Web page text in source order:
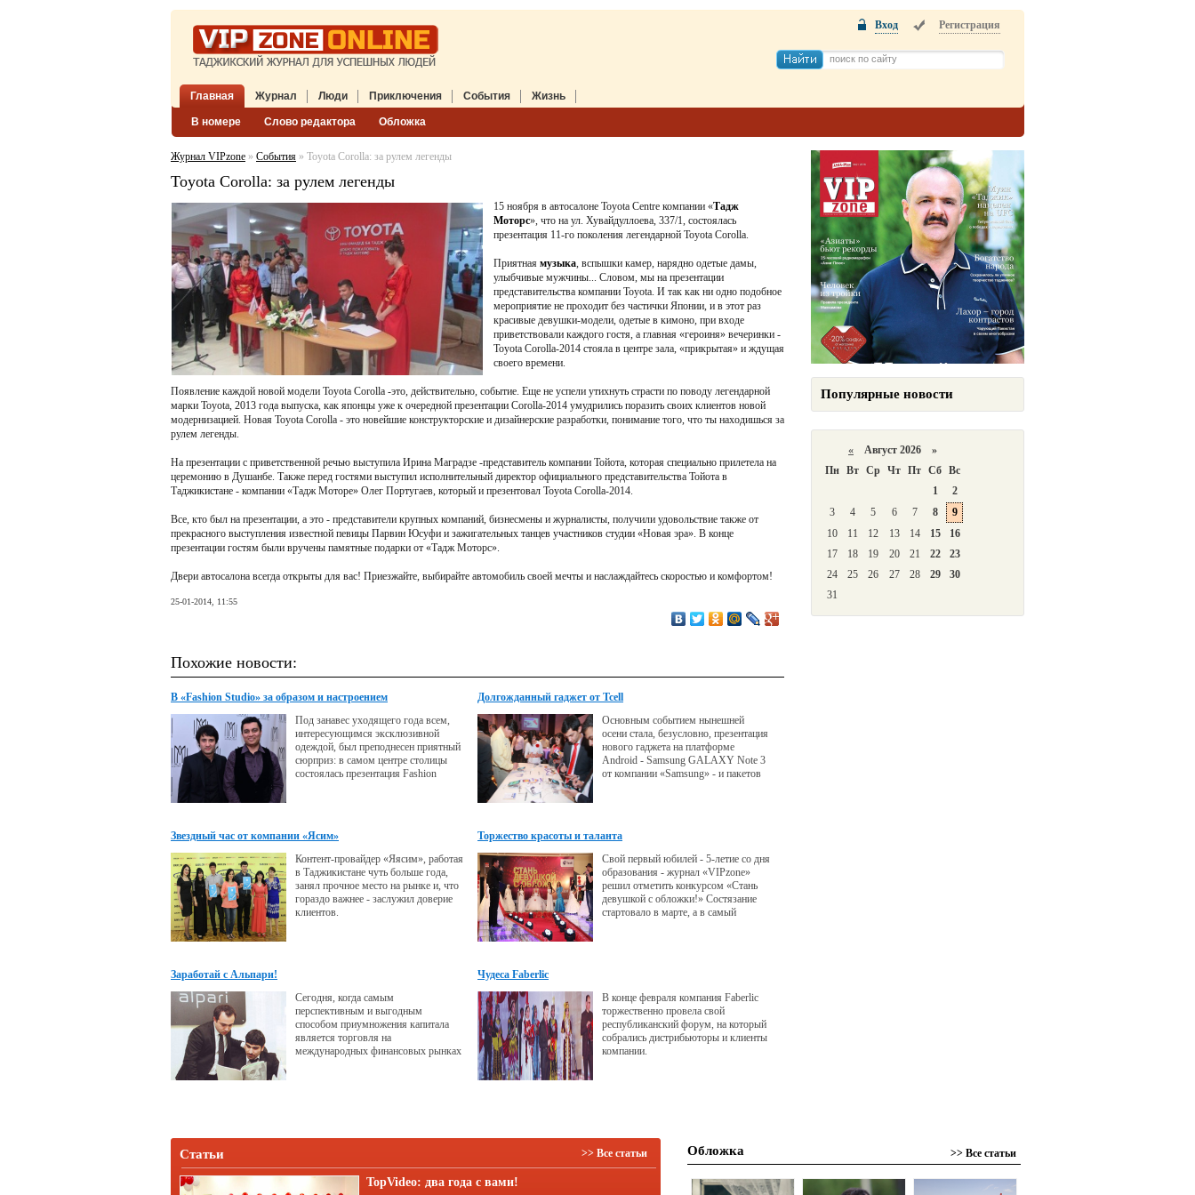
Главная Журнал
В номере Слово редактора Обложка
Люди Приключения События Жизнь
Вход Регистрация
Журнал VIPzone » События » Toyota Corolla: за рулем легенды
Toyota Corolla: за рулем легенды
15 ноября в автосалоне Toyota Centre компании «Тадж
Моторс», что на ул. Хувайдуллоева, 337/1, состоялась
презентация 11-го поколения легендарной Toyota Corolla.
Приятная музыка, вспышки камер, нарядно одетые дамы,
улыбчивые мужчины... Словом, мы на презентации
представительства компании Toyota. И так как ни одно подобное
мероприятие не проходит без частички Японии, и в этот раз
красивые девушки-модели, одетые в кимоно, при входе
приветствовали каждого гостя, а главная «героиня» вечеринки -
Toyota Corolla-2014 стояла в центре зала, «прикрытая» и ждущая
своего времени.
Появление каждой новой модели Toyota Corolla -это, действительно, событие. Еще не успели утихнуть страсти по поводу легендарной
марки Toyota, 2013 года выпуска, как японцы уже к очередной презентации Corolla-2014 умудрились поразить своих клиентов новой
модернизацией. Новая Toyota Corolla - это новейшие конструкторские и дизайнерские разработки, понимание того, что ты находишься за
рулем легенды.
На презентации с приветственной речью выступила Ирина Маградзе -представитель компании Тойота, которая специально прилетела на
церемонию в Душанбе. Также перед гостями выступил исполнительный директор официального представительства Тойота в
Таджикистане - компании «Тадж Моторе» Олег Португаев, который и презентовал Toyota Corolla-2014.
Все, кто был на презентации, а это - представители крупных компаний, бизнесмены и журналисты, получили удовольствие также от
прекрасного выступления известной певицы Парвин Юсуфи и зажигательных танцев участников студии «Новая эра». В конце
презентации гостям были вручены памятные подарки от «Тадж Моторс».
Двери автосалона всегда открыты для вас! Приезжайте, выбирайте автомобиль своей мечты и наслаждайтесь скоростью и комфортом!
25-01-2014, 11:55
Похожие новости:
В «Fashion Studio» за образом и настроением
Под занавес уходящего года всем,
интересующимся эксклюзивной
одеждой, был преподнесен приятный
сюрприз: в самом центре столицы
состоялась презентация Fashion
Долгожданный гаджет от Tcell
Основным событием нынешней
осени стала, безусловно, презентация
нового гаджета на платформе
Android - Samsung GALAXY Note 3
от компании «Samsung» - и пакетов
Звездный час от компании «Ясим»
Контент-провайдер «Яясим», работая
в Таджикистане чуть больше года,
занял прочное место на рынке и, что
гораздо важнее - заслужил доверие
клиентов.
Торжество красоты и таланта
Свой первый юбилей - 5-летие со дня
образования - журнал «VIPzone»
решил отметить конкурсом «Стань
девушкой с обложки!» Состязание
стартовало в марте, а в самый
самой-самой и попасть на обложку
журнала. Мероприятие явилось
масштабным
Заработай с Альпари!
Сегодня, когда самым
перспективным и выгодным
способом приумножения капитала
является торговля на
международных финансовых рынках
Чудеса Faberlic
В конце февраля компания Faberlic
торжественно провела свой
республиканский форум, на который
собрались дистрибьюторы и клиенты
компании.
Популярные новости
« Август 2026 »
Пн Вт Ср Чт Пт Сб Вс
1
2
3
4 5 6 7 8
9
10
11 12 13 14 15
16
17
18 19 20 21 22
23
24
25 26 27 28 29
30
31
Статьи >> Все статьи
TopVideo: два года с вами!
Обложка >> Все статьи